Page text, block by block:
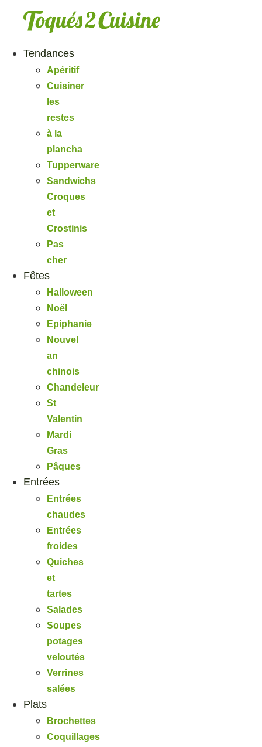
Tendances
Apéritif
Cuisiner
les
restes
à la
plancha
Tupperware
Sandwichs
Croques
et
Crostinis
Pas
cher
Fêtes
Halloween
Noël
Epiphanie
Nouvel
an
chinois
Chandeleur
St
Valentin
Mardi
Gras
Pâques
Entrées
Entrées
chaudes
Entrées
froides
Quiches
et
tartes
Salades
Soupes
potages
veloutés
Verrines
salées
Plats
Brochettes
Coquillages